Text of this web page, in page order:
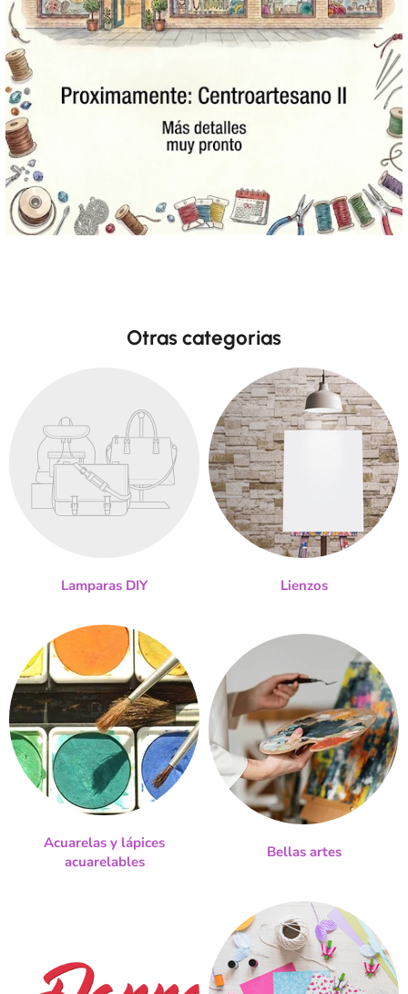
Otras categorias
Lamparas DIY Lienzos
Acuarelas y lápices
acuarelables
Bellas artes